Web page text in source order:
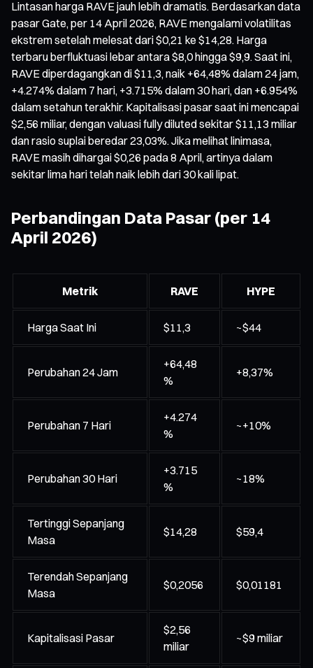
Lintasan harga RAVE jauh lebih dramatis. Berdasarkan data
pasar Gate, per 14 April 2026, RAVE mengalami volatilitas
ekstrem setelah melesat dari $0,21 ke $14,28. Harga
terbaru berfluktuasi lebar antara $8,0 hingga $9,9. Saat ini,
RAVE diperdagangkan di $11,3, naik +64,48% dalam 24 jam,
+4.274% dalam 7 hari, +3.715% dalam 30 hari, dan +6.954%
dalam setahun terakhir. Kapitalisasi pasar saat ini mencapai
$2,56 miliar, dengan valuasi fully diluted sekitar $11,13 miliar
dan rasio suplai beredar 23,03%. Jika melihat linimasa,
RAVE masih dihargai $0,26 pada 8 April, artinya dalam
sekitar lima hari telah naik lebih dari 30 kali lipat.
Perbandingan Data Pasar (per 14
April 2026)
Metrik RAVE HYPE
Harga Saat Ini $11,3 ~$44
Perubahan 24 Jam
+64,48
%
+8,37%
Perubahan 7 Hari
+4.274
%
~+10%
Perubahan 30 Hari
+3.715
%
~18%
Tertinggi Sepanjang
Masa
$14,28 $59,4
Terendah Sepanjang
Masa
$0,2056 $0,01181
Kapitalisasi Pasar
$2,56
miliar
~$9 miliar